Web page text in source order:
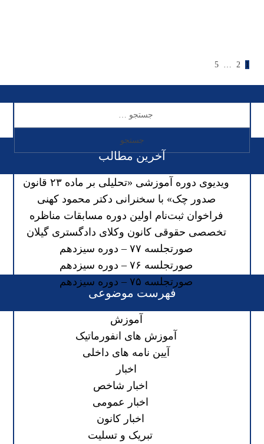
1
2
5
آخرین مطالب
ویدیوی دوره آموزشی «تحلیلی بر ماده ۲۳ قانون
صدور چک» با سخنرانی دکتر محمود کهنی
فراخوان ثبت‌نام اولین دوره مسابقات مناظره
تخصصی حقوقی کانون وکلای دادگستری گیلان
صورتجلسه ۷۷ – دوره سیزدهم
صورتجلسه ۷۶ – دوره سیزدهم
صورتجلسه ۷۵ – دوره سیزدهم
فهرست موضوعی
آموزش
آموزش های انفورماتیک
آیین نامه های داخلی
اخبار
اخبار شاخص
اخبار عمومی
اخبار کانون
تبریک و تسلیت